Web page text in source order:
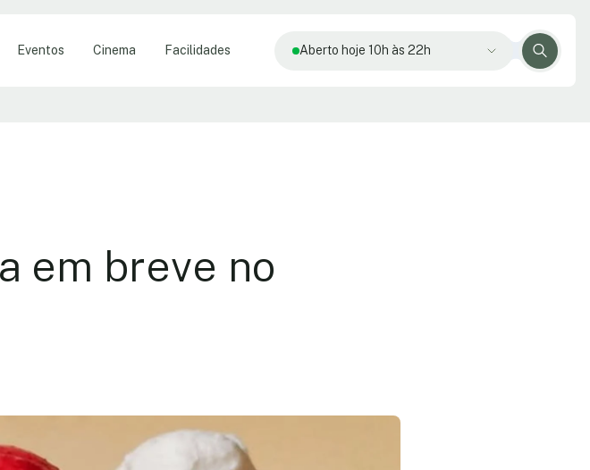
Eventos Cinema Facilidades Aberto hoje 10h às 22h
em breve no